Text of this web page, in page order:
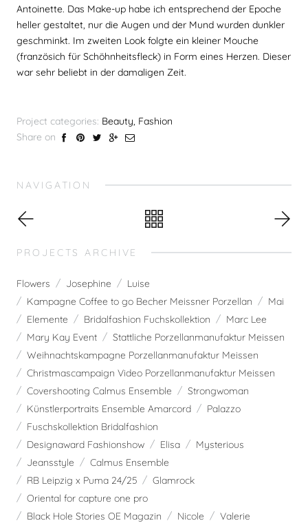
Antoinette. Das Make-up habe ich entsprechend der Epoche
heller gestaltet, nur die Augen und der Mund wurden dunkler
geschminkt. Im zweiten Look folgte ein kleiner Mouche
(französich für Schöhnheitsfleck) in Form eines Herzen. Dieser
war sehr beliebt in der damaligen Zeit.
Project categories: Beauty, Fashion
Share on
NAVIGATION
PROJECTS ARCHIVE
Flowers Josephine
Luise
Kampagne Coffee to go Becher Meissner Porzellan
Mai
Elemente
Bridalfashion Fuchskollektion
Marc Lee
Mary Kay Event
Stattliche Porzellanmanufaktur Meissen
Weihnachtskampagne Porzellanmanufaktur Meissen
Christmascampaign Video Porzellanmanufaktur Meissen
Covershooting Calmus Ensemble
Strongwoman
Künstlerportraits Ensemble Amarcord
Palazzo
Fuschskollektion Bridalfashion
Designaward Fashionshow
Elisa
Mysterious
Jeansstyle
Calmus Ensemble
RB Leipzig x Puma 24/25
Glamrock
Oriental for capture one pro
Black Hole Stories OE Magazin
Nicole
Valerie